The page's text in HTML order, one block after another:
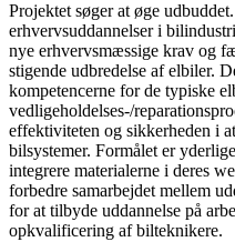
Projektet søger at øge
erhvervsuddannelser i
nye erhvervsmæssige krav og
stigende udbredelse af elbiler.
kompetencerne for de typiske
vedligeholdelses-/
effektiviteten og sikkerheden i
bilsystemer. Formålet er
integrere materialerne i deres
forbedre samarbejdet mellem
for at tilbyde uddannelse på
opkvalificering af bilteknikere.